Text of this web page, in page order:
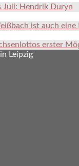
Juli: Hendrik Duryn
ist auch
erster
Leipzig